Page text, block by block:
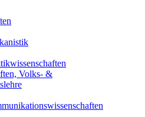
Volks- &